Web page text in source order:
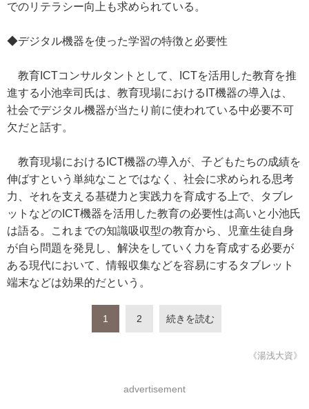
でのリテラシー向上も求められている。
◆デジタル機器を使った学習の特徴と必要性
教育ICTコンサルタントとして、ICTを活用した教育を推
進する小池幸司氏は、教育現場におけるIT機器の導入は、
社会でデジタル機器が当たり前に使われている中必要不可
欠だと話す。
教育現場におけるICT機器の導入が、子どもたちの成績を
伸ばすという単純なことではなく、社会に求められる思考
力、それを支える基礎力と実践力を育成する上で、タブレ
ットなどのICT機器を活用した教育の必要性は高いと小池氏
は語る。これまでの知識吸収型の教育から、児童生徒自身
が自ら問題を発見し、解決をしていく力を育成する必要が
ある現代において、情報収集などを容易にするタブレット
端末などは効果的だという。
1 2 続きを読む
《湯浅大資》
advertisement